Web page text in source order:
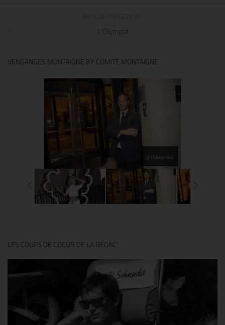
L’Olympia
VENDANGES MONTAIGNE BY COMITÉ MONTAIGNE
@Thierry Ker
LES COUPS DE COEUR DE LA RÉDAC’